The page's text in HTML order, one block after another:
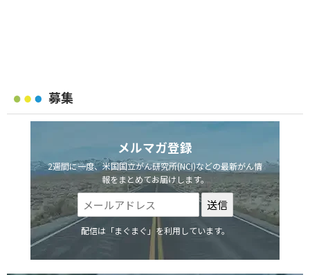
募集
メルマガ登録
2週間に一度、米国国立がん研究所(NCI)などの最新がん情
報をまとめてお届けします。
配信は「まぐまぐ」を利用しています。